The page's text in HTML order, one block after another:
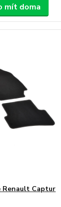
mít doma
Captur